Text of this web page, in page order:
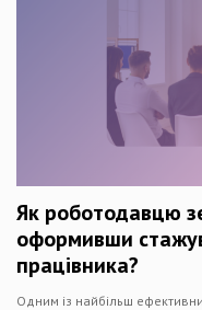
Як роботодавцю
оформивши
працівника?
Одним із найбільш